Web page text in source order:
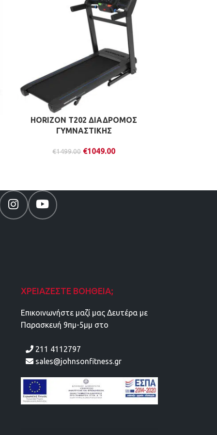
HORIZON T202 ΔΙΑΔΡΟΜΟΣ
ΓΥΜΝΑΣΤΙΚΗΣ
€1499.00 €1049.00
ΧΡΕΙΆΖΕΣΤΕ ΒΟΉΘΕΙΑ;
Επικοινωνήστε μαζί μας Δευτέρα με
Παρασκευή 9πμ-5μμ στο
211 4112797
sales@johnsonfitness.gr